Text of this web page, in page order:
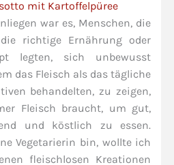
war es, Menschen, die
richtige Ernährung oder
legten, sich unbewusst
das Fleisch als das tägliche
behandelten, zu zeigen,
Fleisch braucht, um gut,
und köstlich zu essen.
Vegetarierin bin, wollte ich
fleischlosen Kreationen